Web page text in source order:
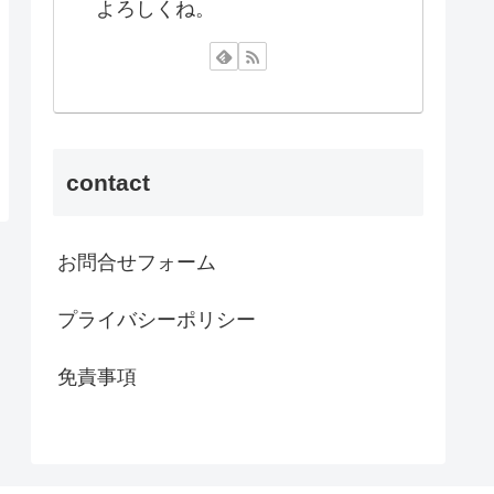
よろしくね。
contact
お問合せフォーム
プライバシーポリシー
免責事項